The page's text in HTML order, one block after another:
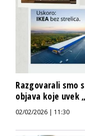
Razgovarali smo
objava koje uvek
02/02/2026 | 11:30